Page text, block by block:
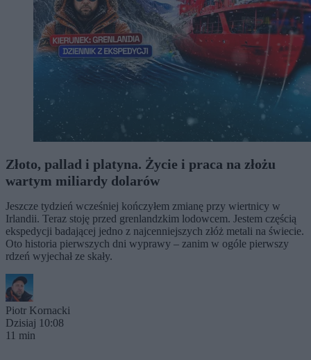
Złoto, pallad i platyna. Życie i praca na złożu
wartym miliardy dolarów
Jeszcze tydzień wcześniej kończyłem zmianę przy wiertnicy w
Irlandii. Teraz stoję przed grenlandzkim lodowcem. Jestem częścią
ekspedycji badającej jedno z najcenniejszych złóż metali na świecie.
Oto historia pierwszych dni wyprawy – zanim w ogóle pierwszy
rdzeń wyjechał ze skały.
Piotr Kornacki
Dzisiaj 10:08
11 min